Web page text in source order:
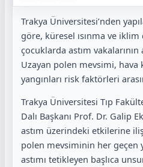
Trakya Üniversitesi’nden
göre, küresel ısınma ve
çocuklarda astım
Uzayan polen mevsimi,
yangınları risk faktörleri
Trakya Üniversitesi Tıp
Dalı Başkanı Prof. Dr. Galip
astım üzerindeki etkilerine
polen mevsiminin her geçen
astımı tetikleyen başlıca